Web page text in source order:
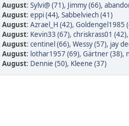
August: Sylvi@ (71), Jimmy (66),
August: eppi (44), Sabbelviech (41)
August: Azrael_H (42), Goldengel1985
August: Kevin33 (67), chriskrass01 (42),
August: centinel (66), Wessy (57), jay
August: lothar1957 (69), Gärtner (38),
August: Dennie (50), Kleene (37)